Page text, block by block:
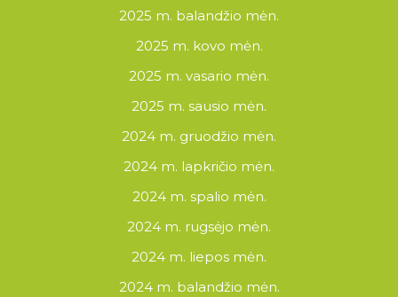
2025 m. balandžio mėn.
2025 m. kovo mėn.
2025 m. vasario mėn.
2025 m. sausio mėn.
2024 m. gruodžio mėn.
2024 m. lapkričio mėn.
2024 m. spalio mėn.
2024 m. rugsėjo mėn.
2024 m. liepos mėn.
2024 m. balandžio mėn.